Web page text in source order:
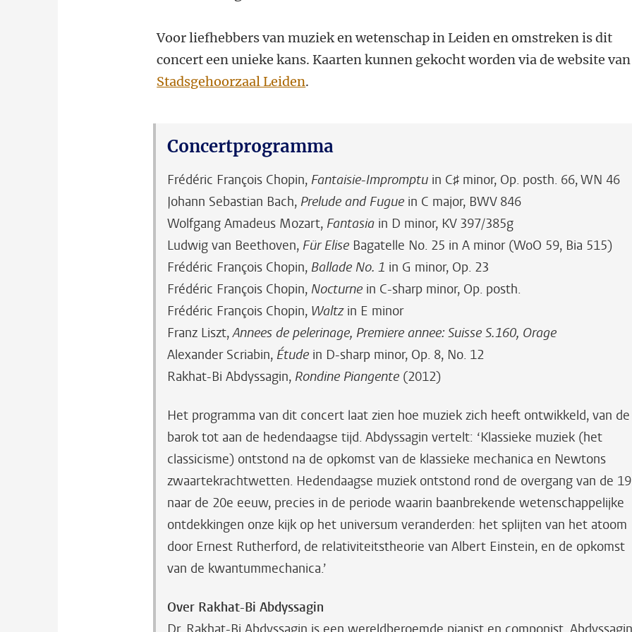
Voor liefhebbers van muziek en wetenschap in Leiden en omstreken is dit
concert een unieke kans. Kaarten kunnen gekocht worden via de website
Stadsgehoorzaal Leiden.
Concertprogramma
Frédéric François Chopin, Fantaisie-Impromptu in C♯ minor, Op. posth. 66, WN 46
Johann Sebastian Bach, Prelude and Fugue in C major, BWV 846
Wolfgang Amadeus Mozart, Fantasia in D minor, KV 397/385g
Ludwig van Beethoven, Für Elise Bagatelle No. 25 in A minor (WoO 59, Bia 515)
Frédéric François Chopin, Ballade No. 1 in G minor, Op. 23
Frédéric François Chopin, Nocturne in C-sharp minor, Op. posth.
Frédéric François Chopin, Waltzin E minor
Franz Liszt,Annees de pelerinage, Premiere annee: Suisse S.160, Orage
Alexander Scriabin, Étude in D-sharp minor, Op. 8, No. 12
Rakhat-Bi Abdyssagin, Rondine Piangente (2012)
Het programma van dit concert laat zien hoe muziek zich heeft ontwikkeld, van de
barok tot aan de hedendaagse tijd. Abdyssagin vertelt: ‘Klassieke muziek (het
classicisme) ontstond na de opkomst van de klassieke mechanica en Newtons
zwaartekrachtwetten. Hedendaagse muziek ontstond rond de overgang van de
naar de 20e eeuw, precies in de periode waarin baanbrekende wetenschappelijke
ontdekkingen onze kijk op het universum veranderden: het splijten van het atoom
door Ernest Rutherford, de relativiteitstheorie van Albert Einstein, en de opkomst
van de kwantummechanica.’
Over Rakhat-Bi Abdyssagin